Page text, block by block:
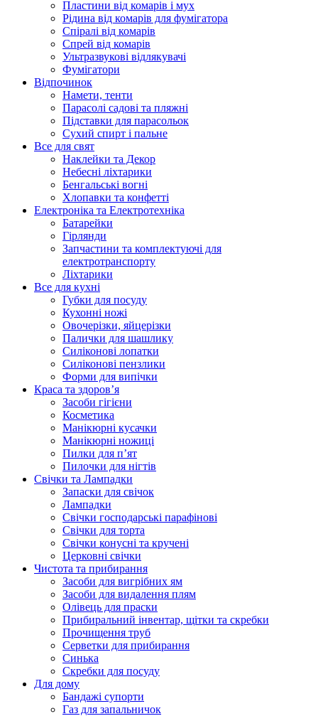
Пластини від комарів і мух
Рідина від комарів для фумігатора
Спіралі від комарів
Спрей від комарів
Ультразвукові відлякувачі
Фумігатори
Відпочинок
Намети, тенти
Парасолі садові та пляжні
Підставки для парасольок
Сухий спирт і пальне
Все для свят
Наклейки та Декор
Небесні ліхтарики
Бенгальські вогні
Хлопавки та конфетті
Електроніка та Електротехніка
Батарейки
Гірлянди
Запчастини та комплектуючі для
електротранспорту
Ліхтарики
Все для кухні
Губки для посуду
Кухонні ножі
Овочерізки, яйцерізки
Палички для шашлику
Силіконові лопатки
Силіконові пензлики
Форми для випічки
Краса та здоров’я
Засоби гігієни
Косметика
Манікюрні кусачки
Манікюрні ножиці
Пилки для п’ят
Пилочки для нігтів
Свічки та Лампадки
Запаски для свічок
Лампадки
Свічки господарські парафінові
Свічки для торта
Свічки конусні та кручені
Церковні свічки
Чистота та прибирання
Засоби для вигрібних ям
Засоби для видалення плям
Олівець для праски
Прибиральний інвентар, щітки та скребки
Прочищення труб
Серветки для прибирання
Синька
Скребки для посуду
Для дому
Бандажі супорти
Газ для запальничок